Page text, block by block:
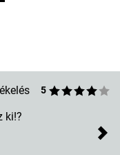
5
ki!?